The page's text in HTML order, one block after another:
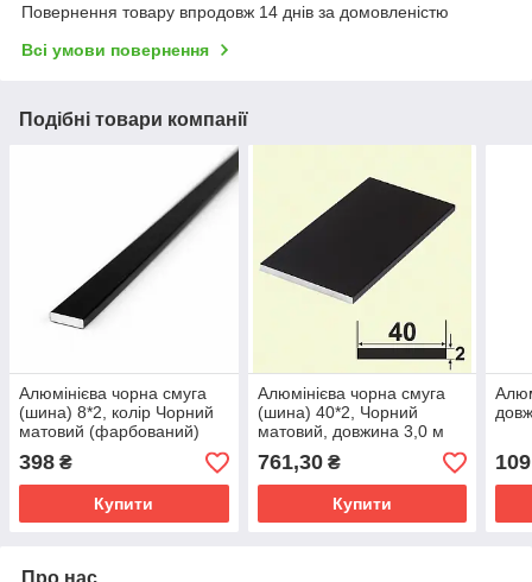
Повернення товару впродовж 14 днів за домовленістю
Всі умови повернення
Подібні товари компанії
Алюмінієва чорна смуга
(шина) 8*2, колір Чорний
матовий (фарбований)
398 ₴
Купити
Алюмінієва чорна смуга
(шина) 40*2, Чорний
матовий, довжина 3,0 м
761,30₴
Купити